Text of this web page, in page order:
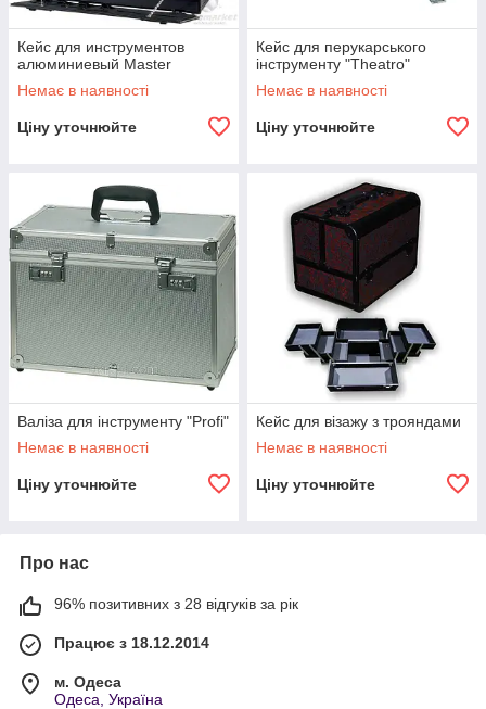
Кейс для инструментов
алюминиевый Master
Немає в наявності
Ціну уточнюйте
Кейс для перукарського
інструменту "Theatro"
Немає в наявності
Ціну уточнюйте
Валіза для інструменту "Profi"
Немає в наявності
Ціну уточнюйте
Кейс для візажу з трояндами
Немає в наявності
Ціну уточнюйте
Про нас
96% позитивних з 28 відгуків за рік
Працює з 18.12.2014
м. Одеса
Одеса, Україна